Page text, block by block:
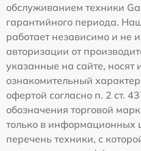
обслуживанием техники
гарантийного периода.
работает независимо и не
авторизации от
указанные на сайте, носят
ознакомительный
офертой согласно п. 2 ст.
обозначения торговой
только в информационных
перечень техники, с